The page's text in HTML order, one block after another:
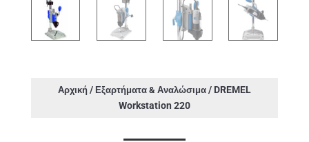
Αρχική/ Εξαρτήματα & Αναλώσιμα/ DREMEL
Workstation 220